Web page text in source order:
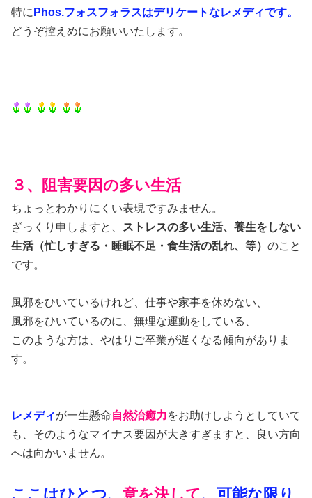
特に Phos.フォスフォラスはデリケートなレメディです。
どうぞ控えめにお願いいたします。
３、阻害要因の多い生活
ちょっとわかりにくい表現ですみません。
ざっくり申しますと、
ストレスの多い生活、養生をしない
生活（忙しすぎる・睡眠不足・食生活の乱れ、等） のこと
です。
風邪をひいているけれど、仕事や家事を休めない、
風邪をひいているのに、無理な運動をしている、
このような方は、やはりご卒業が遅くなる傾向がありま
す。
レメディが一生懸命自然治癒力をお助けしようとしていて
も、そのようなマイナス要因が大きすぎますと、良い方向
へは向かいません。
ここはひとつ、 意を決して、可能な限り